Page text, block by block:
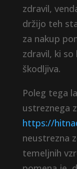
zdravil,
držijo teh
za nakup
zdravil, ki so
škodljiva.
Poleg tega
ustreznega
https://
neustrezna
temeljnih